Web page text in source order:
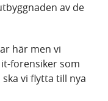
av de
här men vi
forensiker som
vi flytta till nya